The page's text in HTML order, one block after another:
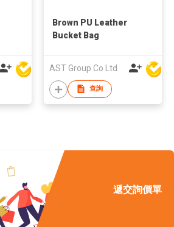
Brown PU Leather
Bucket Bag
AST Group Co Ltd
查詢
遞交詢價單